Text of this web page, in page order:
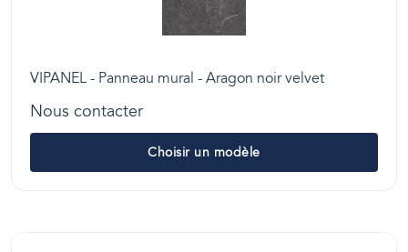
VIPANEL - Panneau mural - Aragon noir velvet
Nous contacter
Choisir un modèle